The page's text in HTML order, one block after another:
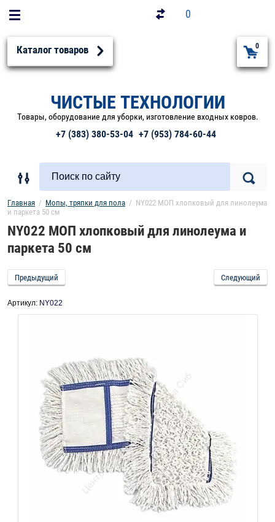
0
Каталог товаров 0
ЧИСТЫЕ ТЕХНОЛОГИИ
Товары, оборудование для уборки, изготовление входных ковров.
+7 (383) 380-53-04 +7 (953) 784-60-44
Главная
  /
Мопы, тряпки для пола
  /  NY022 МОП хлопковый для линолеума
и паркета 50 см
NY022 МОП хлопковый для линолеума и
паркета 50 см
Предыдущий Следующий
Артикул: NY022